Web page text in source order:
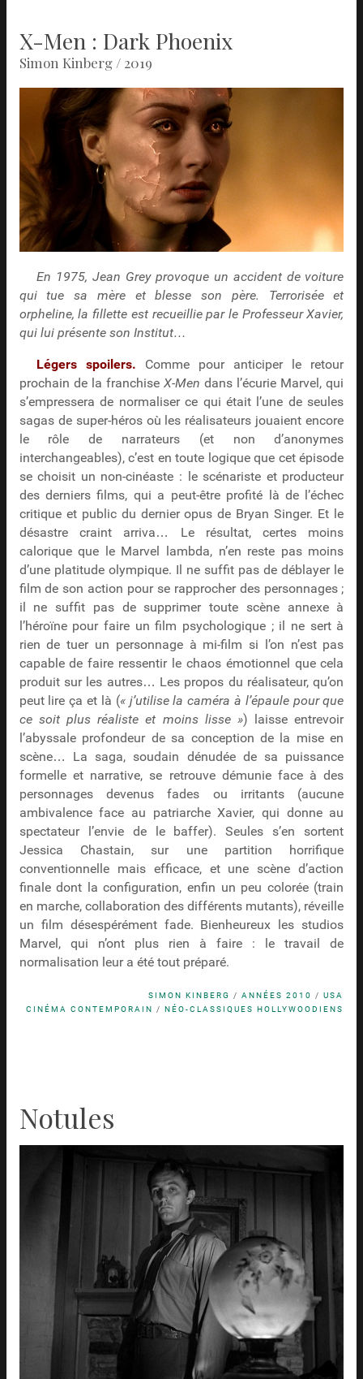
X-Men : Dark Phoenix
Simon Kinberg / 2019
En 1975, Jean Grey provoque un accident de voiture
qui tue sa mère et blesse son père. Terrorisée et
orpheline, la fillette est recueillie par le Professeur Xavier,
qui lui présente son Institut…
Légers spoilers. Comme pour anticiper le retour
prochain de la franchise X-Men dans l’écurie Marvel, qui
s’empressera de normaliser ce qui était l’une de seules
sagas de super-héros où les réalisateurs jouaient encore
le rôle de narrateurs (et non d’anonymes
interchangeables), c’est en toute logique que cet épisode
se choisit un non-cinéaste : le scénariste et producteur
des derniers films, qui a peut-être profité là de l’échec
critique et public du dernier opus de Bryan Singer. Et le
désastre craint arriva… Le résultat, certes moins
calorique que le Marvel lambda, n’en reste pas moins
d’une platitude olympique. Il ne suffit pas de déblayer le
film de son action pour se rapprocher des personnages ;
il ne suffit pas de supprimer toute scène annexe à
l’héroïne pour faire un film psychologique ; il ne sert à
rien de tuer un personnage à mi-film si l’on n’est pas
capable de faire ressentir le chaos émotionnel que cela
produit sur les autres… Les propos du réalisateur, qu’on
peut lire ça et là (« j’utilise la caméra à l’épaule pour que
ce soit plus réaliste et moins lisse ») laisse entrevoir
l’abyssale profondeur de sa conception de la mise en
scène… La saga, soudain dénudée de sa puissance
formelle et narrative, se retrouve démunie face à des
personnages devenus fades ou irritants (aucune
ambivalence face au patriarche Xavier, qui donne au
spectateur l’envie de le baffer). Seules s’en sortent
Jessica Chastain, sur une partition horrifique
conventionnelle mais efficace, et une scène d’action
finale dont la configuration, enfin un peu colorée (train
en marche, collaboration des différents mutants), réveille
un film désespérément fade. Bienheureux les studios
Marvel, qui n’ont plus rien à faire : le travail de
normalisation leur a été tout préparé.
SIMON KINBERG /ANNÉES 2010 /USA
CINÉMA CONTEMPORAIN /NÉO-CLASSIQUES HOLLYWOODIENS
Notules